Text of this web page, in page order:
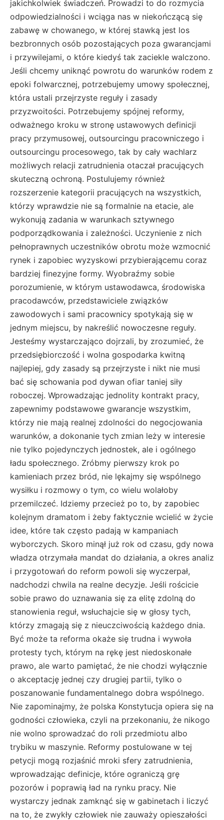
jakichkolwiek świadczeń. Prowadzi to do rozmycia
odpowiedzialności i wciąga nas w niekończącą się
zabawę w chowanego, w której stawką jest los
bezbronnych osób pozostających poza gwarancjami
i przywilejami, o które kiedyś tak zaciekle walczono.
Jeśli chcemy uniknąć powrotu do warunków rodem z
epoki folwarcznej, potrzebujemy umowy społecznej,
która ustali przejrzyste reguły i zasady
przyzwoitości. Potrzebujemy spójnej reformy,
odważnego kroku w stronę ustawowych definicji
pracy przymusowej, outsourcingu pracowniczego i
outsourcingu procesowego, tak by cały wachlarz
możliwych relacji zatrudnienia otaczał pracujących
skuteczną ochroną. Postulujemy również
rozszerzenie kategorii pracujących na wszystkich,
którzy wprawdzie nie są formalnie na etacie, ale
wykonują zadania w warunkach sztywnego
podporządkowania i zależności. Uczynienie z nich
pełnoprawnych uczestników obrotu może wzmocnić
rynek i zapobiec wyzyskowi przybierającemu coraz
bardziej finezyjne formy. Wyobraźmy sobie
porozumienie, w którym ustawodawca, środowiska
pracodawców, przedstawiciele związków
zawodowych i sami pracownicy spotykają się w
jednym miejscu, by nakreślić nowoczesne reguły.
Jesteśmy wystarczająco dojrzali, by zrozumieć, że
przedsiębiorczość i wolna gospodarka kwitną
najlepiej, gdy zasady są przejrzyste i nikt nie musi
bać się schowania pod dywan ofiar taniej siły
roboczej. Wprowadzając jednolity kontrakt pracy,
zapewnimy podstawowe gwarancje wszystkim,
którzy nie mają realnej zdolności do negocjowania
warunków, a dokonanie tych zmian leży w interesie
nie tylko pojedynczych jednostek, ale i ogólnego
ładu społecznego. Zróbmy pierwszy krok po
kamieniach przez bród, nie lękajmy się wspólnego
wysiłku i rozmowy o tym, co wielu wolałoby
przemilczeć. Idziemy przecież po to, by zapobiec
kolejnym dramatom i żeby faktycznie wcielić w życie
idee, które tak często padają w kampaniach
wyborczych. Skoro minął już rok od czasu, gdy nowa
władza otrzymała mandat do działania, a okres analiz
i przygotowań do reform powoli się wyczerpał,
nadchodzi chwila na realne decyzje. Jeśli rościcie
sobie prawo do uznawania się za elitę zdolną do
stanowienia reguł, wsłuchajcie się w głosy tych,
którzy zmagają się z nieuczciwością każdego dnia.
Być może ta reforma okaże się trudna i wywoła
protesty tych, którym na rękę jest niedoskonałe
prawo, ale warto pamiętać, że nie chodzi wyłącznie
o akceptację jednej czy drugiej partii, tylko o
poszanowanie fundamentalnego dobra wspólnego.
Nie zapominajmy, że polska Konstytucja opiera się na
godności człowieka, czyli na przekonaniu, że nikogo
nie wolno sprowadzać do roli przedmiotu albo
trybiku w maszynie. Reformy postulowane w tej
petycji mogą rozjaśnić mroki sfery zatrudnienia,
wprowadzając definicje, które ograniczą grę
pozorów i poprawią ład na rynku pracy. Nie
wystarczy jednak zamknąć się w gabinetach i liczyć
na to, że zwykły człowiek nie zauważy opieszałości